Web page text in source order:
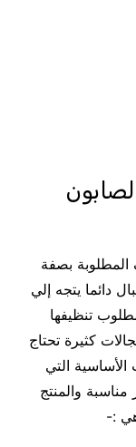
المطلوبة بصفة
دائما يتجه إلي
تنظيفها
كثيرة تحتاج
التي
مناسبة والمنتج
:-